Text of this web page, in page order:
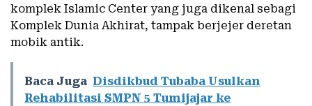
komplek Islamic Center yang juga dikenal sebagi
Komplek Dunia Akhirat, tampak berjejer deretan
mobik antik.
Baca Juga Disdikbud Tubaba Usulkan
Rehabilitasi SMPN 5 Tumijajar ke